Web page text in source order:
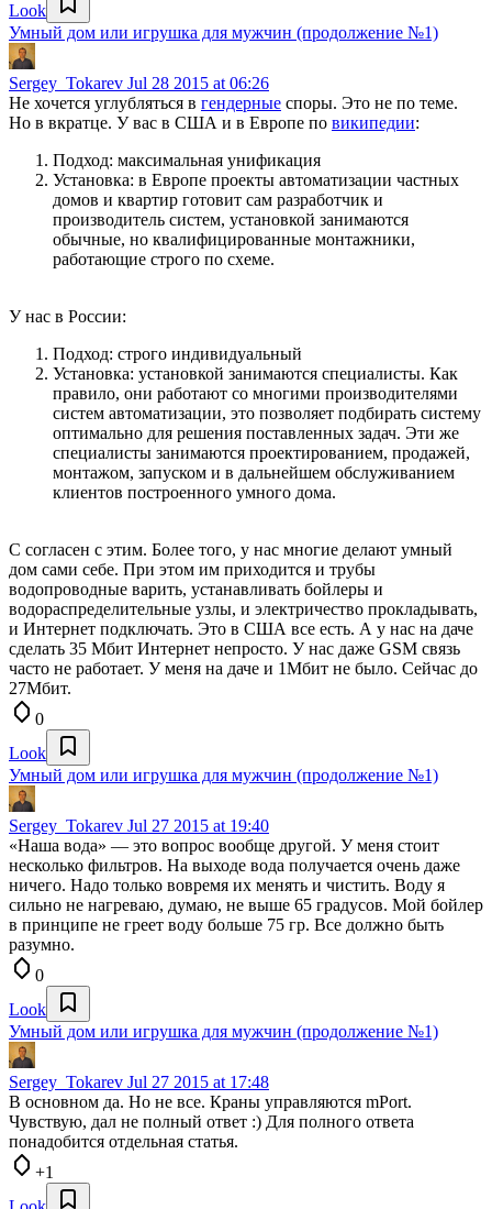
Look
Умный дом или игрушка для мужчин (продолжение №1)
Sergey_Tokarev Jul 28 2015 at 06:26
Не хочется углубляться в гендерные споры. Это не по теме.
Но в вкратце. У вас в США и в Европе по википедии:
Подход: максимальная унификация
Установка: в Европе проекты автоматизации частных
домов и квартир готовит сам разработчик и
производитель систем, установкой занимаются
обычные, но квалифицированные монтажники,
работающие строго по схеме.
У нас в России:
Подход: строго индивидуальный
Установка: установкой занимаются специалисты. Как
правило, они работают со многими производителями
систем автоматизации, это позволяет подбирать систему
оптимально для решения поставленных задач. Эти же
специалисты занимаются проектированием, продажей,
монтажом, запуском и в дальнейшем обслуживанием
клиентов построенного умного дома.
С согласен с этим. Более того, у нас многие делают умный
дом сами себе. При этом им приходится и трубы
водопроводные варить, устанавливать бойлеры и
водораспределительные узлы, и электричество прокладывать,
и Интернет подключать. Это в США все есть. А у нас на даче
сделать 35 Мбит Интернет непросто. У нас даже GSM связь
часто не работает. У меня на даче и 1Мбит не было. Сейчас до
27Мбит.
0
Look
Умный дом или игрушка для мужчин (продолжение №1)
Sergey_Tokarev Jul 27 2015 at 19:40
«Наша вода» — это вопрос вообще другой. У меня стоит
несколько фильтров. На выходе вода получается очень даже
ничего. Надо только вовремя их менять и чистить. Воду я
сильно не нагреваю, думаю, не выше 65 градусов. Мой бойлер
в принципе не греет воду больше 75 гр. Все должно быть
разумно.
0
Look
Умный дом или игрушка для мужчин (продолжение №1)
Sergey_Tokarev Jul 27 2015 at 17:48
В основном да. Но не все. Краны управляются mPort.
Чувствую, дал не полный ответ :) Для полного ответа
понадобится отдельная статья.
+1